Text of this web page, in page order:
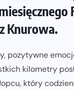
Knurowa.
pozytywne
kilometry
który